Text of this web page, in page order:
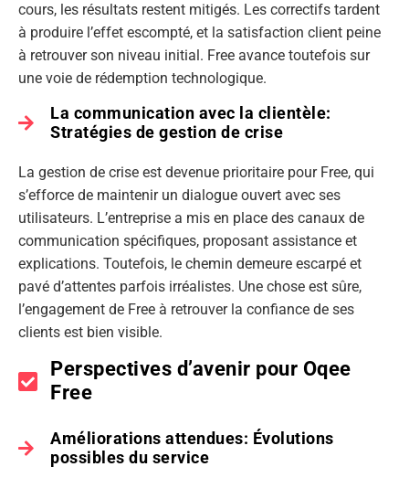
cours, les résultats restent mitigés. Les correctifs tardent
à produire l’effet escompté, et la satisfaction client peine
à retrouver son niveau initial. Free avance toutefois sur
une voie de rédemption technologique.
La communication avec la clientèle:
Stratégies de gestion de crise
La gestion de crise est devenue prioritaire pour Free, qui
s’efforce de maintenir un dialogue ouvert avec ses
utilisateurs. L’entreprise a mis en place des canaux de
communication spécifiques, proposant assistance et
explications. Toutefois, le chemin demeure escarpé et
pavé d’attentes parfois irréalistes. Une chose est sûre,
l’engagement de Free à retrouver la confiance de ses
clients est bien visible.
Perspectives d’avenir pour Oqee
Free
Améliorations attendues: Évolutions
possibles du service